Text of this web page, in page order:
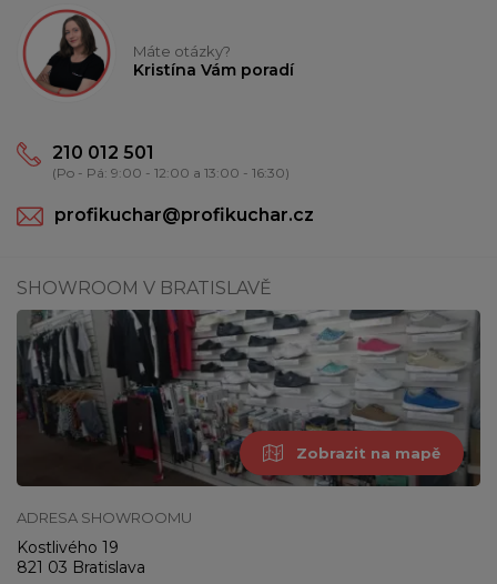
Máte otázky?
Kristína Vám poradí
210 012 501
(Po - Pá: 9:00 - 12:00 a 13:00 - 16:30)
profikuchar@profikuchar.cz
SHOWROOM V BRATISLAVĚ
Zobrazit na mapě
ADRESA SHOWROOMU
Kostlivého 19
821 03 Bratislava